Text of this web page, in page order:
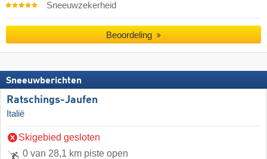
Sneeuwzekerheid
Beoordeling
Sneeuwberichten
Ratschings-Jaufen
Italië
Skigebied gesloten
0 van 28,1 km piste open